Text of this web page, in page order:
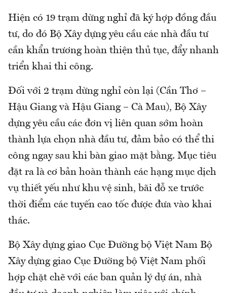
Hiện có 19 trạm dừng nghỉ đã ký hợp đồng đầu
tư, do đó Bộ Xây dựng yêu cầu các nhà đầu tư
cần khẩn trương hoàn thiện thủ tục, đẩy nhanh
triển khai thi công.
Đối với 2 trạm dừng nghỉ còn lại (Cần Thơ –
Hậu Giang và Hậu Giang – Cà Mau), Bộ Xây
dựng yêu cầu các đơn vị liên quan sớm hoàn
thành lựa chọn nhà đầu tư, đảm bảo có thể thi
công ngay sau khi bàn giao mặt bằng. Mục tiêu
đặt ra là cơ bản hoàn thành các hạng mục dịch
vụ thiết yếu như khu vệ sinh, bãi đỗ xe trước
thời điểm các tuyến cao tốc được đưa vào khai
thác.
Bộ Xây dựng giao Cục Đường bộ Việt Nam Bộ
Xây dựng giao Cục Đường bộ Việt Nam phối
hợp chặt chẽ với các ban quản lý dự án, nhà